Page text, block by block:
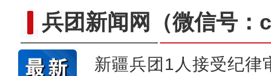
兵团新闻网 （微信号
新疆兵团1人接受纪律